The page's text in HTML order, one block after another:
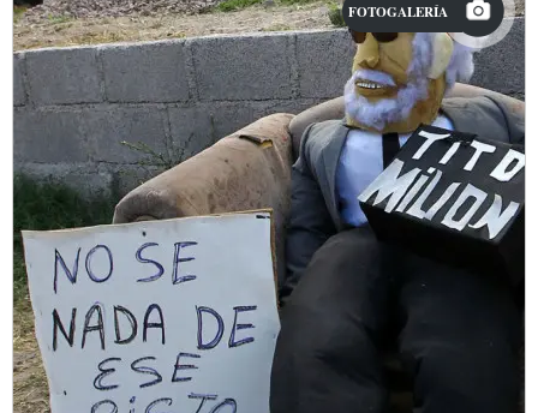
FOTOGALERÍA